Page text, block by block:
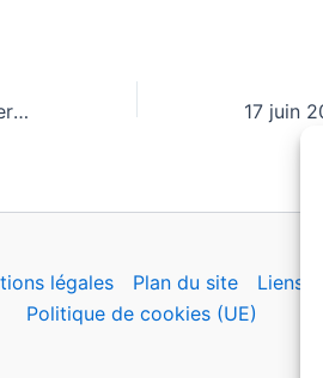
Sr Anne-Claire, fil rouge du Pèlerinage du Rosaire…
légales Plan du site
Liens
Politique de cookies (UE)